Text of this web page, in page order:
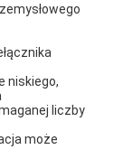
niskiego,
liczby
może